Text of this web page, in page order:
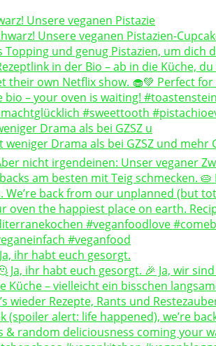
Unsere veganen Pistazie
Drama als bei GZSZ u
ihr habt euch gesorgt.